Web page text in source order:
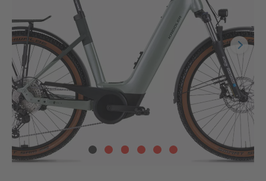
CX
i750Wh
Kiox
11-
Gang
XT
2025
Menge